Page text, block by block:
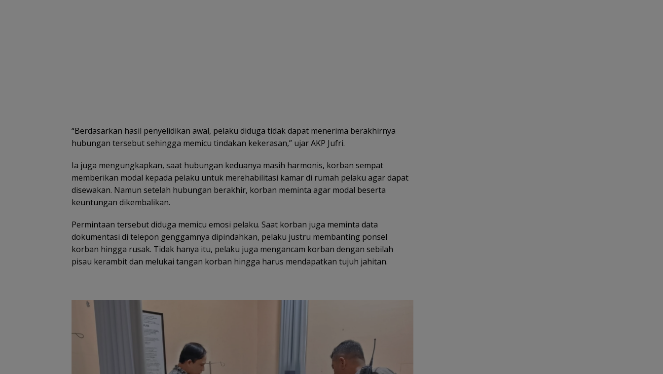
“Berdasarkan hasil penyelidikan awal, pelaku diduga tidak dapat menerima berakhirnya
hubungan tersebut sehingga memicu tindakan kekerasan,” ujar AKP Jufri.
Ia juga mengungkapkan, saat hubungan keduanya masih harmonis, korban sempat
memberikan modal kepada pelaku untuk merehabilitasi kamar di rumah pelaku agar dapat
disewakan. Namun setelah hubungan berakhir, korban meminta agar modal beserta
keuntungan dikembalikan.
Permintaan tersebut diduga memicu emosi pelaku. Saat korban juga meminta data
dokumentasi di telepon genggamnya dipindahkan, pelaku justru membanting ponsel
korban hingga rusak. Tidak hanya itu, pelaku juga mengancam korban dengan sebilah
pisau kerambit dan melukai tangan korban hingga harus mendapatkan tujuh jahitan.